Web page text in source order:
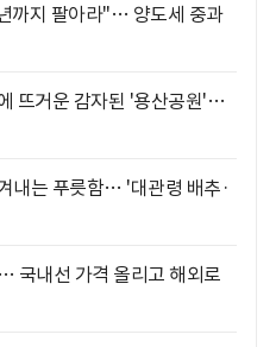
까지 팔아라"… 양도세 중과
뜨거운 감자된 '용산공원'…
내는 푸릇함… '대관령 배추·
국내선 가격 올리고 해외로